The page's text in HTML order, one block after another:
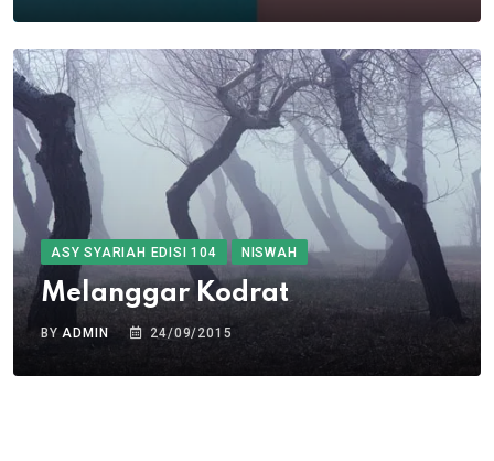
ASY SYARIAH EDISI 104 NISWAH
Melanggar Kodrat
BY ADMIN 24/09/2015